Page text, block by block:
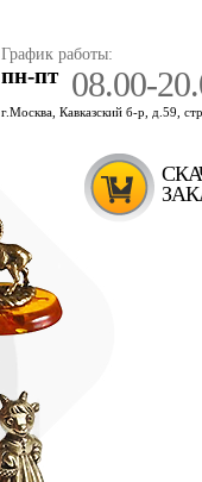
График работы:
пн-пт 08.00-
г.Москва, Кавказский б-р, д.59,